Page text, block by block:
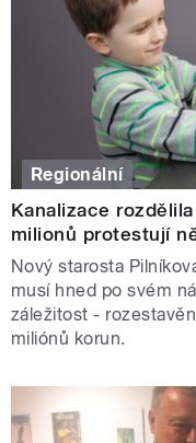
Regionální
Kanalizace
milionů protestují
Nový starosta
musí hned po svém
záležitost -
miliónů korun.